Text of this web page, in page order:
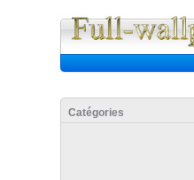
Catégories